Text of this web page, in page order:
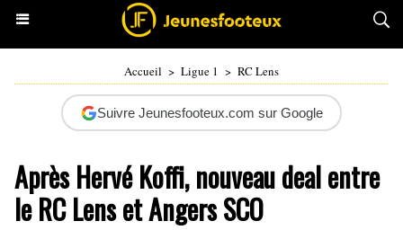
Accueil > Ligue 1 > RC Lens
Suivre Jeunesfooteux.com sur Google
Après Hervé Koffi, nouveau deal entre
le RC Lens et Angers SCO